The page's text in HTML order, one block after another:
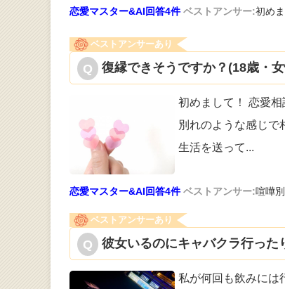
恋愛マスター&AI回答4件 ベストアンサー:初め
ベストアンサーあり
復縁できそうですか？(18歳・女
初めまして！ 恋愛
別れのような感じで
生活を送って...
恋愛マスター&AI回答4件 ベストアンサー:喧嘩
ベストアンサーあり
彼女いるのにキャバクラ行った
私が何回も飲みには